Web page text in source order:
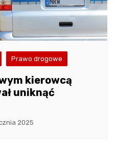
Prawo drogowe
kierowcą
uniknąć
2025